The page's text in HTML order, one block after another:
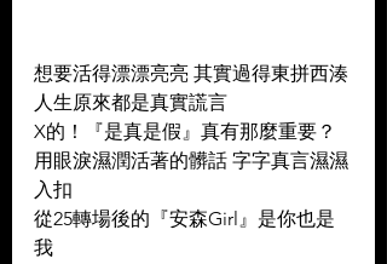
想要活得漂漂亮亮 其實過得東拼西湊
人生原來都是真實謊言
X的！『是真是假』真有那麼重要？
用眼淚濕潤活著的髒話 字字真言濕濕
入扣
從25轉場後的『安森Girl』是你也是
我